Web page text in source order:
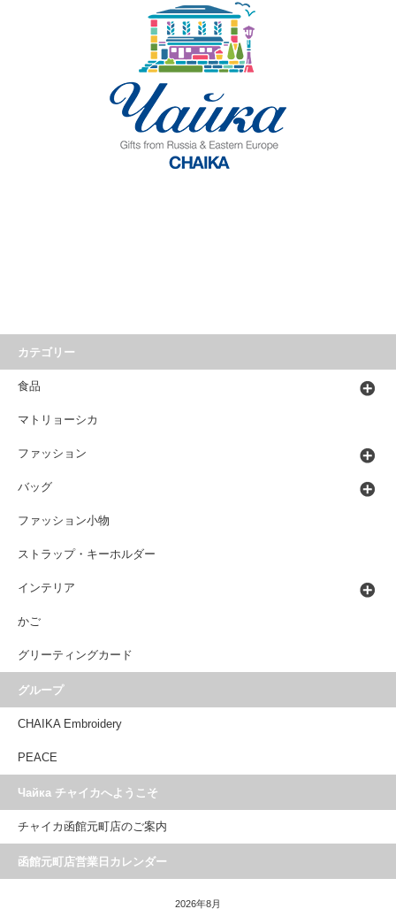
カテゴリー
食品
マトリョーシカ
ファッション
バッグ
ファッション小物
ストラップ・キーホルダー
インテリア
かご
グリーティングカード
グループ
CHAIKA Embroidery
PEACE
Чайка チャイカへようこそ
チャイカ函館元町店のご案内
函館元町店営業日カレンダー
2026年8月